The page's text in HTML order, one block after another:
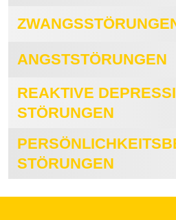
ANGSTSTÖRUNGEN
REAKTIVE
STÖRUNGEN
STÖRUNGEN